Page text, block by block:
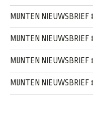
MIJNTEN NIEUWSBRIEF
MIJNTEN NIEUWSBRIEF
MIJNTEN NIEUWSBRIEF
MIJNTEN NIEUWSBRIEF